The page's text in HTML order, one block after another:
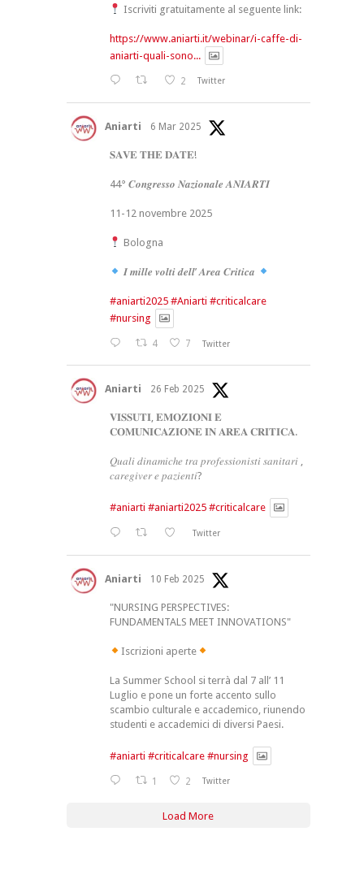
Iscriviti gratuitamente al seguente link:
https://www.aniarti.it/webinar/i-caffe-di-
aniarti-quali-sono...
2 Twitter
Aniarti 6 Mar 2025
𝐒𝐀𝐕𝐄 𝐓𝐇𝐄 𝐃𝐀𝐓𝐄!
44° 𝑪𝒐𝒏𝒈𝒓𝒆𝒔𝒔𝒐 𝑵𝒂𝒛𝒊𝒐𝒏𝒂𝒍𝒆 𝑨𝑵𝑰𝑨𝑹𝑻𝑰
11-12 novembre 2025
Bologna
𝑰 𝒎𝒊𝒍𝒍𝒆 𝒗𝒐𝒍𝒕𝒊 𝒅𝒆𝒍𝒍’ 𝑨𝒓𝒆𝒂 𝑪𝒓𝒊𝒕𝒊𝒄𝒂
#aniarti2025 #Aniarti #criticalcare
#nursing
4 7 Twitter
Aniarti 26 Feb 2025
𝐕𝐈𝐒𝐒𝐔𝐓𝐈, 𝐄𝐌𝐎𝐙𝐈𝐎𝐍𝐈 𝐄
𝐂𝐎𝐌𝐔𝐍𝐈𝐂𝐀𝐙𝐈𝐎𝐍𝐄 𝐈𝐍 𝐀𝐑𝐄𝐀 𝐂𝐑𝐈𝐓𝐈𝐂𝐀.
𝑄𝑢𝑎𝑙𝑖 𝑑𝑖𝑛𝑎𝑚𝑖𝑐ℎ𝑒 𝑡𝑟𝑎 𝑝𝑟𝑜𝑓𝑒𝑠𝑠𝑖𝑜𝑛𝑖𝑠𝑡𝑖 𝑠𝑎𝑛𝑖𝑡𝑎𝑟𝑖 ,
𝑐𝑎𝑟𝑒𝑔𝑖𝑣𝑒𝑟 𝑒 𝑝𝑎𝑧𝑖𝑒𝑛𝑡𝑖?
#aniarti #aniarti2025 #criticalcare
Twitter
Aniarti 10 Feb 2025
"NURSING PERSPECTIVES:
FUNDAMENTALS MEET INNOVATIONS"
Iscrizioni aperte
La Summer School si terrà dal 7 all’ 11
Luglio e pone un forte accento sullo
scambio culturale e accademico, riunendo
studenti e accademici di diversi Paesi.
#aniarti #criticalcare #nursing
1 2 Twitter
Load More